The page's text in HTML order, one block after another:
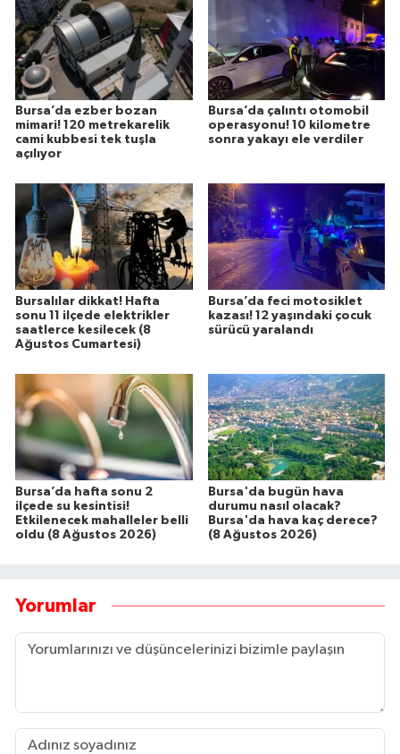
Bursa’da ezber bozan
mimari! 120 metrekarelik
cami kubbesi tek tuşla
açılıyor
Bursa’da çalıntı otomobil
operasyonu! 10 kilometre
sonra yakayı ele verdiler
Bursalılar dikkat! Hafta
sonu 11 ilçede elektrikler
saatlerce kesilecek (8
Ağustos Cumartesi)
Bursa’da feci motosiklet
kazası! 12 yaşındaki çocuk
sürücü yaralandı
Bursa’da hafta sonu 2
ilçede su kesintisi!
Etkilenecek mahalleler belli
oldu (8 Ağustos 2026)
Bursa'da bugün hava
durumu nasıl olacak?
Bursa'da hava kaç derece?
(8 Ağustos 2026)
Yorumlar